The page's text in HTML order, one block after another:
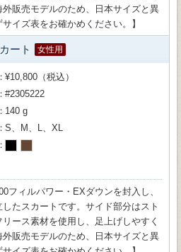
販売モデルのため、日本サイズと異
イズ表をお確かめください。】
ート 女性用
¥10,800（税込）
#2305222
140 g
S、M、L、XL
フィルパワー・EXダウンを封入し、
たスカートです。サイド部分はスト
ース素材を使用し、足上げしやすく
販売モデルのため、日本サイズと異